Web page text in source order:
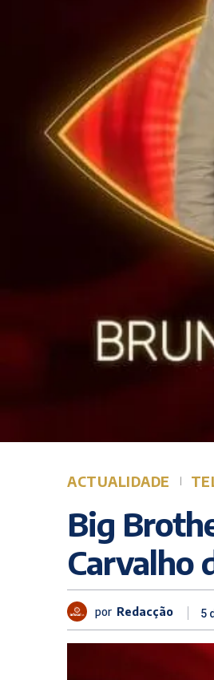
ACTUALIDADE
Big
Carvalho
por Redacção 5